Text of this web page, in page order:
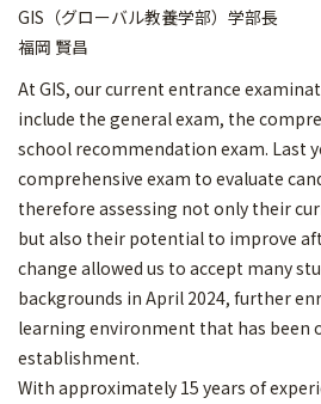
GIS（グローバル教養学部）学部長
福岡 賢昌
At GIS, our current entrance
include the general exam, the
school recommendation exam. Last
comprehensive exam to evaluate
therefore assessing not only their
but also their potential to improve
change allowed us to accept many
backgrounds in April 2024, further
learning environment that has been
establishment.
With approximately 15 years of